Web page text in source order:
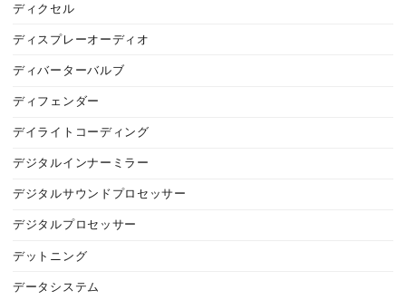
ディクセル
ディスプレーオーディオ
ディバーターバルブ
ディフェンダー
デイライトコーディング
デジタルインナーミラー
デジタルサウンドプロセッサー
デジタルプロセッサー
デットニング
データシステム